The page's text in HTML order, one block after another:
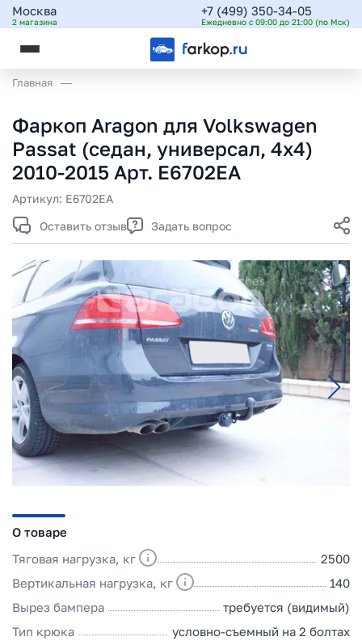
Москва
2 магазина
+7 (499) 350-34-05
Ежедневно с 09:00 до 21:00 (по Мск)
Главная
Фаркоп Aragon для Volkswagen
Passat (седан, универсал, 4х4)
2010-2015 Арт. E6702EA
Артикул: E6702EA
Оставить отзыв
Задать вопрос
О товаре
Тяговая нагрузка, кг
2500
Вертикальная нагрузка, кг
140
Вырез бампера
требуется (видимый)
Тип крюка
условно-съемный на 2 болтах